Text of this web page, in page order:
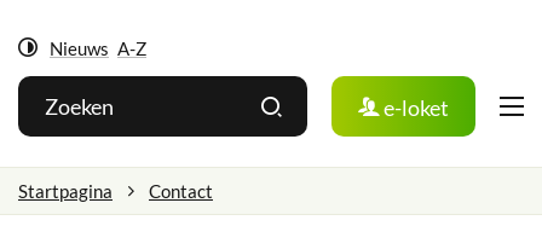
Hoog
contrast
Nieuws A-Z
Wat
zoek
e-loket
Startpagina Contact